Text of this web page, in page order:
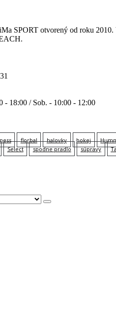
SPORT otvorený od roku
- 18:00 / Sob. - 10:00 - 12:00
florbal halovky hokej
Select spodne pradlo súpravy